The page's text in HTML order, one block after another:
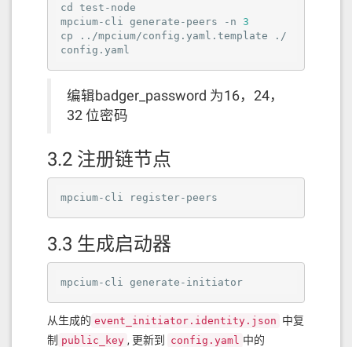
cd test-node
mpcium-cli generate-peers -n 3
cp ../mpcium/config.yaml.template ./
config.yaml
编辑badger_password 为16，24，
32 位密码
3.2 注册链节点
mpcium-cli register-peers
3.3 生成启动器
mpcium-cli generate-initiator
从生成的 event_initiator.identity.json 中复
制 public_key , 更新到 config.yaml 中的